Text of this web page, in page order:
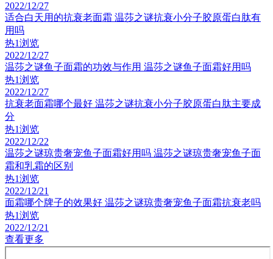
2022/12/27
适合白天用的抗衰老面霜 温莎之谜抗衰小分子胶原蛋白肽有
用吗
热1浏览
2022/12/27
温莎之谜鱼子面霜的功效与作用 温莎之谜鱼子面霜好用吗
热1浏览
2022/12/27
抗衰老面霜哪个最好 温莎之谜抗衰小分子胶原蛋白肽主要成
分
热1浏览
2022/12/22
温莎之谜琼贵奢宠鱼子面霜好用吗 温莎之谜琼贵奢宠鱼子面
霜和乳霜的区别
热1浏览
2022/12/21
面霜哪个牌子的效果好 温莎之谜琼贵奢宠鱼子面霜抗衰老吗
热1浏览
2022/12/21
查看更多